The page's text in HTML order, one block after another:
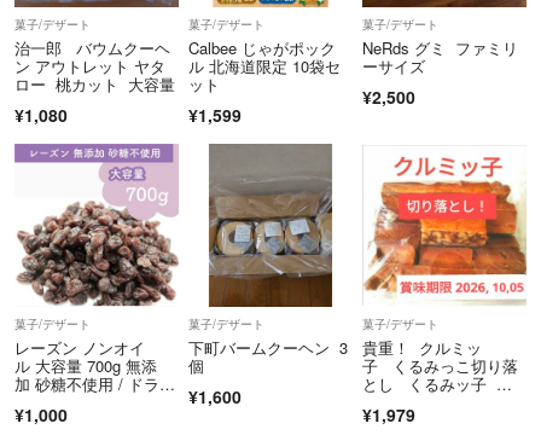
菓子/デザート
治一郎 バウムクーヘ
ン アウトレット ヤタ
ロー 桃カット 大容量
¥1,080
菓子/デザート
Calbee じゃがポック
ル 北海道限定 10袋セ
ット
¥1,599
菓子/デザート
NeRds グミ ファミリ
ーサイズ
¥2,500
菓子/デザート
レーズン ノンオイ
ル 大容量 700g 無添
加 砂糖不使用 / ドライ
¥1,000
菓子/デザート
下町バームクーヘン 3
個
¥1,600
菓子/デザート
貴重！ クルミッ
子 くるみっこ切り落
とし くるみッ子 鎌
人気！
¥1,979